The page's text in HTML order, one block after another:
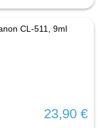
CL-511, 9ml
23,90 €